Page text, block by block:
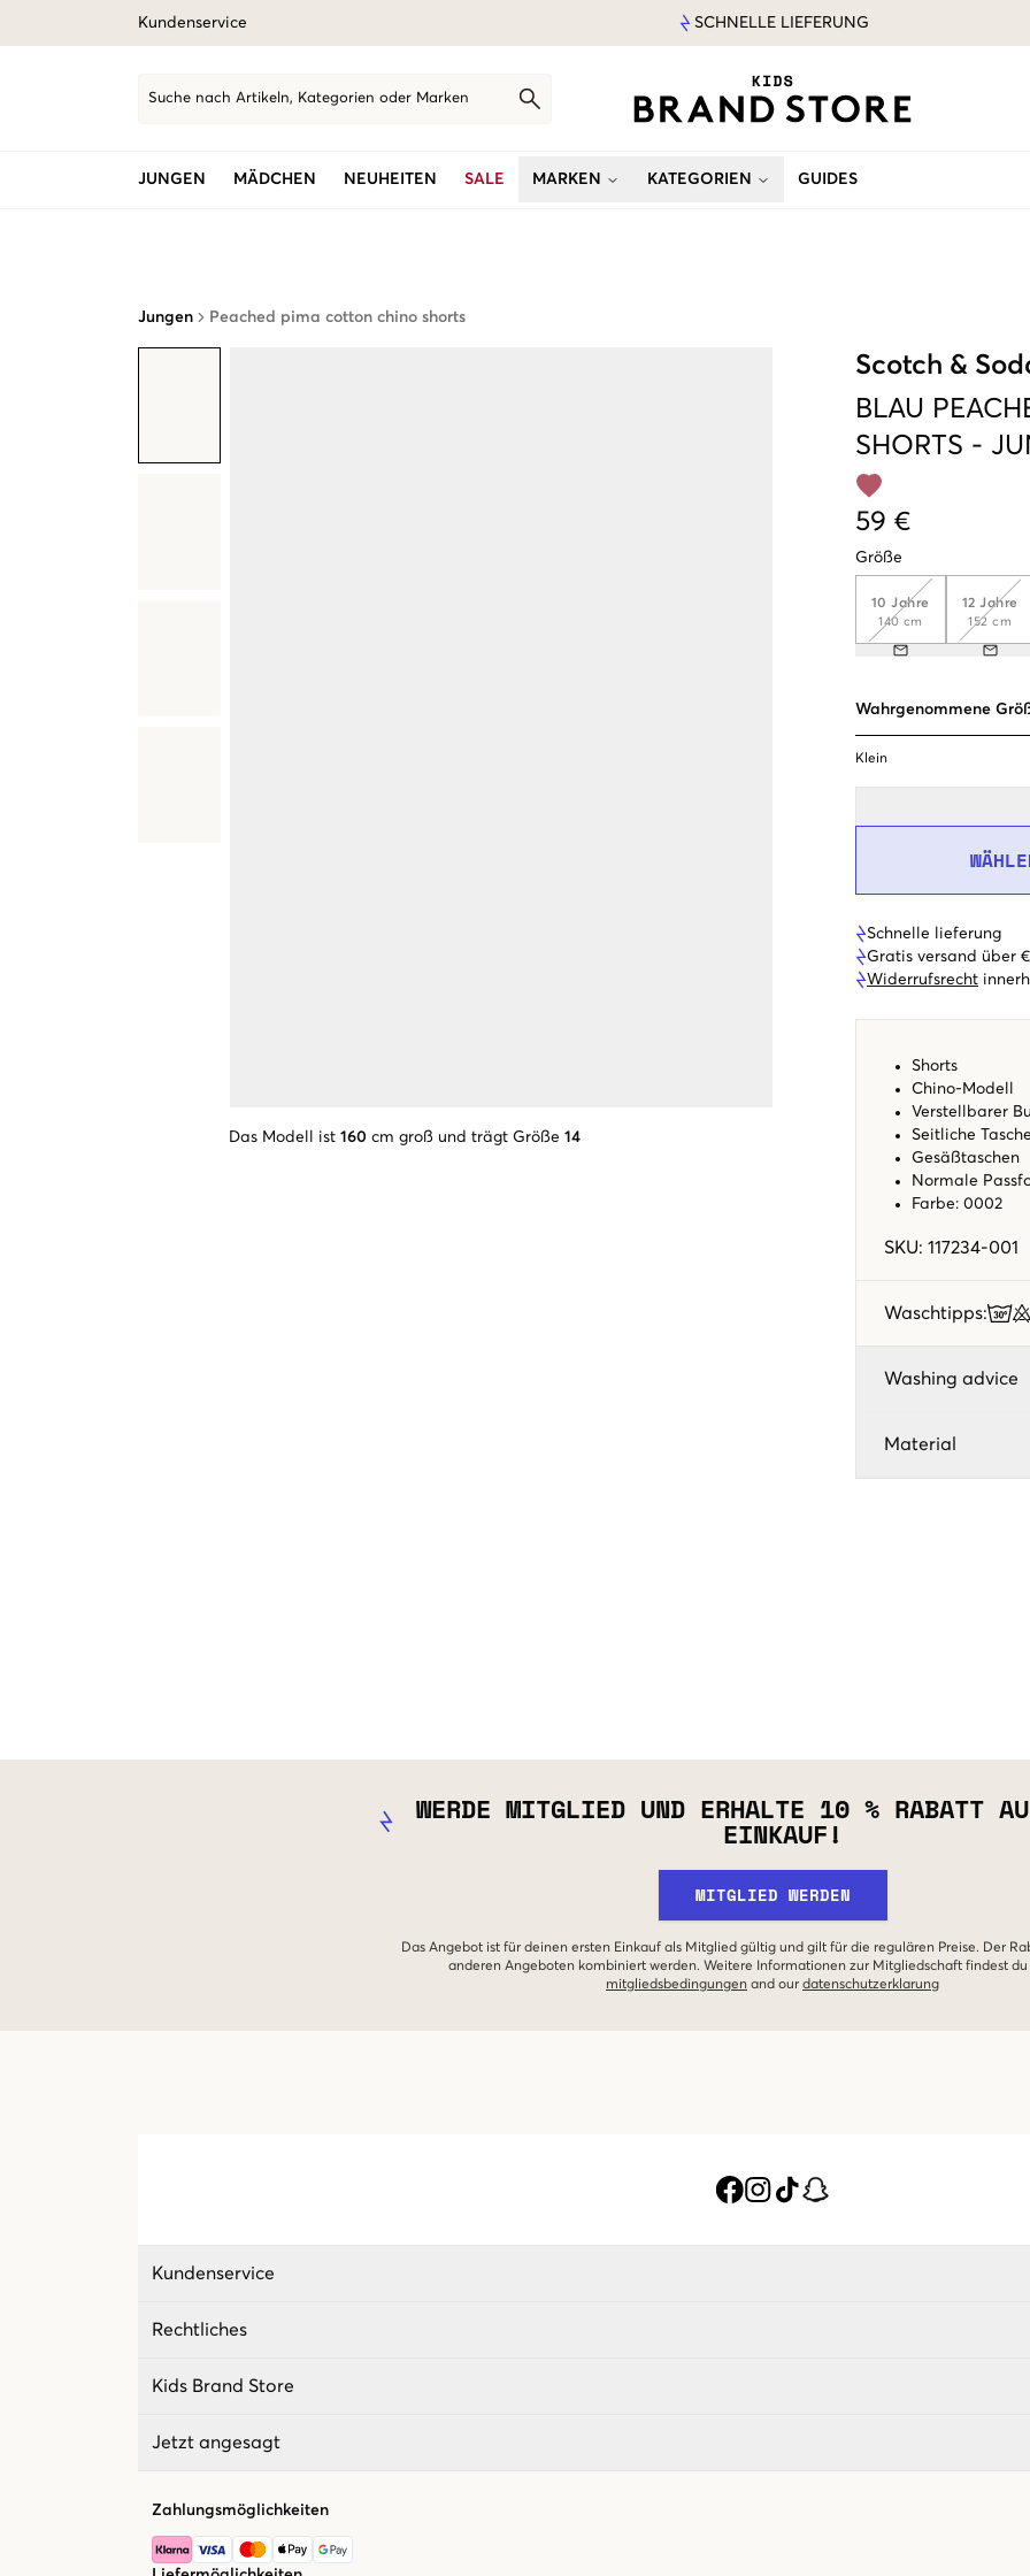
Kundenservice SCHNELLE LIEFERUNG
Suche nach Artikeln, Kategorien oder Marken
JUNGEN MÄDCHEN NEUHEITEN SALE MARKEN KATEGORIEN GUIDES
Jungen Peached pima cotton chino shorts
Das Modell ist 160 cm groß und trägt Größe 14
Scotch &
BLAU
SHORTS -
59 €
Größe
10 Jahre
140 cm
12 Jahre
152 cm
Wahrgenommene
Klein
Schnelle lieferung
Gratis versand über
Widerrufsrecht
Shorts
Chino-Modell
Verstellbarer
Seitliche
Gesäßtaschen
Normale
Farbe: 0002
SKU: 117234-001
Waschtipps:
Washing advice
Material
WERDE MITGLIED UND ERHALTE 10 % RABATT
EINKAUF!
MITGLIED WERDEN
Das Angebot ist für deinen ersten Einkauf als Mitglied gültig und gilt für die regulären Preise. Der
anderen Angeboten kombiniert werden. Weitere Informationen zur Mitgliedschaft findest du
mitgliedsbedingungen and our datenschutzerklarung
Kundenservice
Rechtliches
Kids Brand Store
Jetzt angesagt
Zahlungsmöglichkeiten